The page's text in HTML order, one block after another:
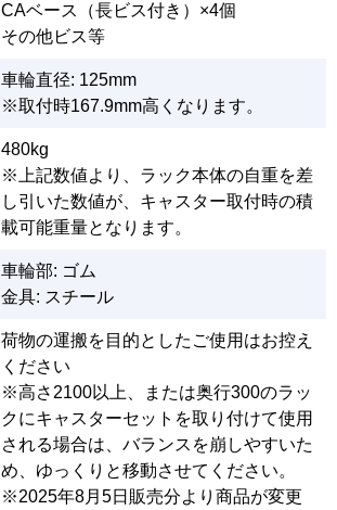
CAベース（長ビス付き）×4個
その他ビス等
車輪直径: 125mm
※取付時167.9mm高くなります。
480kg
※上記数値より、ラック本体の自重を差
し引いた数値が、キャスター取付時の積
載可能重量となります。
車輪部: ゴム
金具: スチール
荷物の運搬を目的としたご使用はお控え
ください
※高さ2100以上、または奥行300のラッ
クにキャスターセットを取り付けて使用
される場合は、バランスを崩しやすいた
め、ゆっくりと移動させてください。
※2025年8月5日販売分より商品が変更